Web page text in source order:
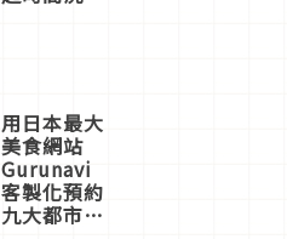
用日本最大
美食網站
Gurunavi
客製化預約
九大都市餐